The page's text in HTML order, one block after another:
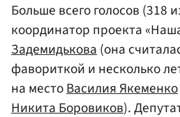
Больше всего голосов (318
координатор проекта
Задемидькова(она
фавориткой и несколько
на местоВасилия Якеменко
Никита Боровиков).